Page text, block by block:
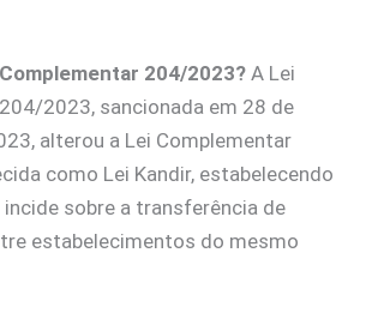
204/2023? A Lei
2023, sancionada em 28 de
alterou a Lei Complementar
como Lei Kandir, estabelecendo
incide sobre a transferência de
estabelecimentos do mesmo